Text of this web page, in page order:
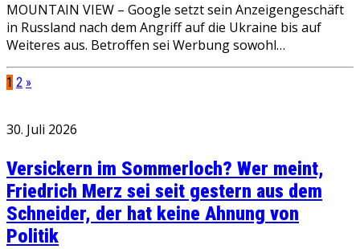
MOUNTAIN VIEW – Google setzt sein Anzeigengeschäft
in Russland nach dem Angriff auf die Ukraine bis auf
Weiteres aus. Betroffen sei Werbung sowohl…
1 2 »
30. Juli 2026
Versickern im Sommerloch? Wer meint,
Friedrich Merz sei seit gestern aus dem
Schneider, der hat keine Ahnung von
Politik